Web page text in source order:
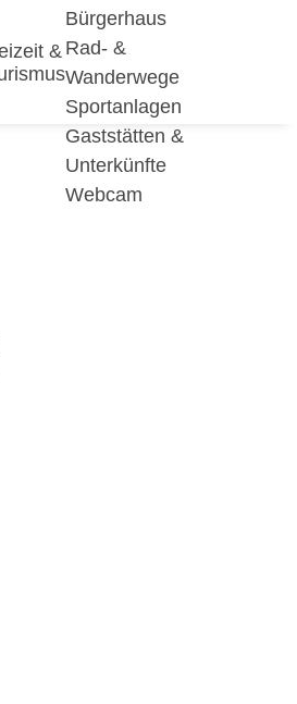
&
Bürgerhaus
Rad- &
Wanderwege
Sportanlagen
Gaststätten &
Unterkünfte
Webcam